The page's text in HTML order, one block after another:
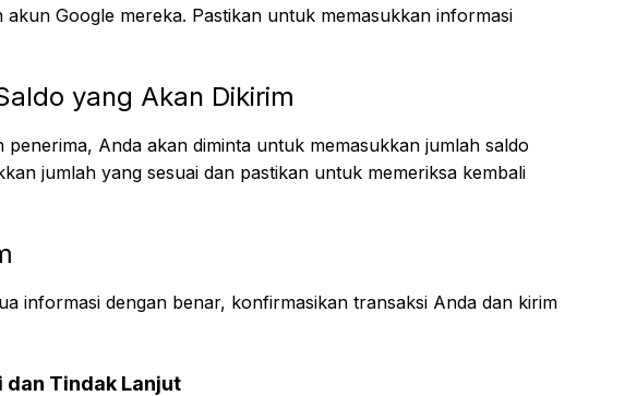
akun Google mereka. Pastikan untuk memasukkan informasi
yang Akan Dikirim
penerima, Anda akan diminta untuk memasukkan jumlah saldo
jumlah yang sesuai dan pastikan untuk memeriksa kembali
informasi dengan benar, konfirmasikan transaksi Anda dan kirim
dan Tindak Lanjut